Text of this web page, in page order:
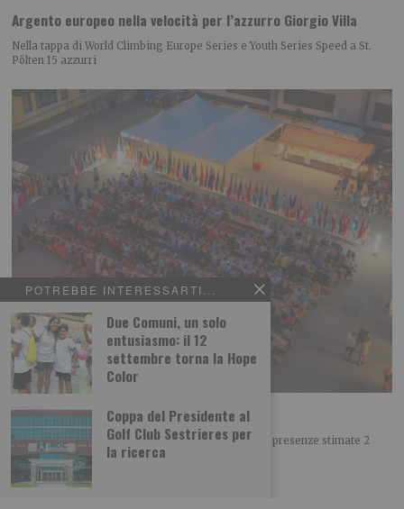
POTREBBE INTERESSARTI...
Due Comuni, un solo
entusiasmo: il 12
settembre torna la Hope
Color
Coppa del Presidente al
Golf Club Sestrieres per
la ricerca
Argento europeo nella velocità per l’azzurro Giorgio Villa
Nella tappa di World Climbing Europe Series e Youth Series Speed a St.
Pölten 15 azzurri
Successo per i Campionati Giovanili di arco
8 giornate di gare 759 atleti 68 delegazioni 10.000 presenze stimate 2
medaglie azzurre Otto